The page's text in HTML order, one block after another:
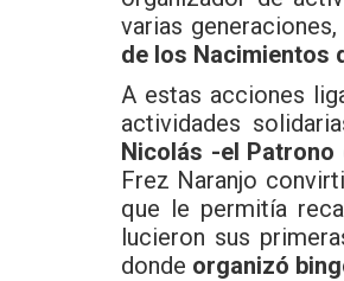
varias
de los Nacimientos
A estas acciones
actividades
Nicolás -el Patrono
Frez Naranjo
que le permitía
lucieron sus
donde organizó